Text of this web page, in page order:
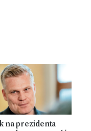
na prezidenta